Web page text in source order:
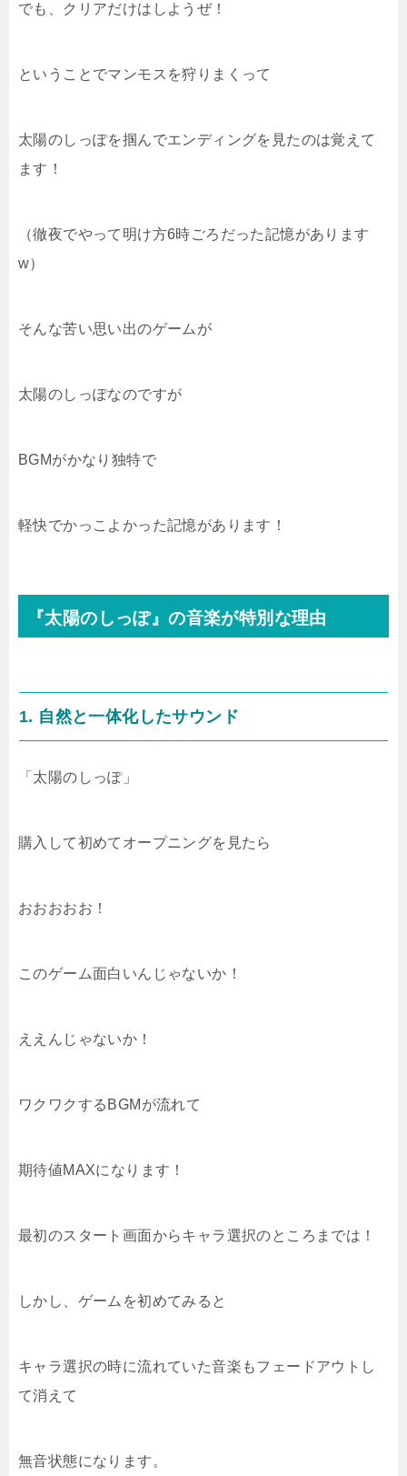
でも、クリアだけはしようぜ！
ということでマンモスを狩りまくって
太陽のしっぽを掴んでエンディングを見たのは覚えて
ます！
（徹夜でやって明け方6時ごろだった記憶があります
w）
そんな苦い思い出のゲームが
太陽のしっぽなのですが
BGMがかなり独特で
軽快でかっこよかった記憶があります！
『太陽のしっぽ』の音楽が特別な理由
1. 自然と一体化したサウンド
「太陽のしっぽ」
購入して初めてオープニングを見たら
おおおおお！
このゲーム面白いんじゃないか！
ええんじゃないか！
ワクワクするBGMが流れて
期待値MAXになります！
最初のスタート画面からキャラ選択のところまでは！
しかし、ゲームを初めてみると
キャラ選択の時に流れていた音楽もフェードアウトし
て消えて
無音状態になります。